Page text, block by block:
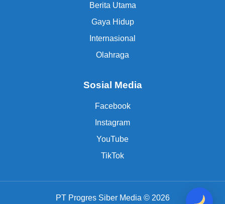
Berita Utama
Gaya Hidup
Internasional
Olahraga
Sosial Media
Facebook
Instagram
YouTube
TikTok
PT Progres Siber Media © 2026